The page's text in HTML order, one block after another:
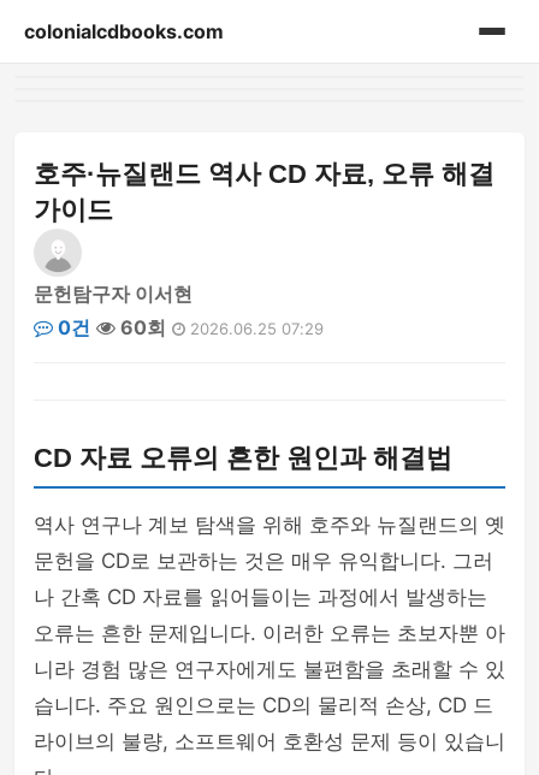
colonialcdbooks.com
호주·뉴질랜드 역사 CD 자료, 오류 해결
가이드
문헌탐구자 이서현
0건
60회 2026.06.25 07:29
CD 자료 오류의 흔한 원인과 해결법
역사 연구나 계보 탐색을 위해 호주와 뉴질랜드의 옛
문헌을 CD로 보관하는 것은 매우 유익합니다. 그러
나 간혹 CD 자료를 읽어들이는 과정에서 발생하는
오류는 흔한 문제입니다. 이러한 오류는 초보자뿐 아
니라 경험 많은 연구자에게도 불편함을 초래할 수 있
습니다. 주요 원인으로는 CD의 물리적 손상, CD 드
라이브의 불량, 소프트웨어 호환성 문제 등이 있습니